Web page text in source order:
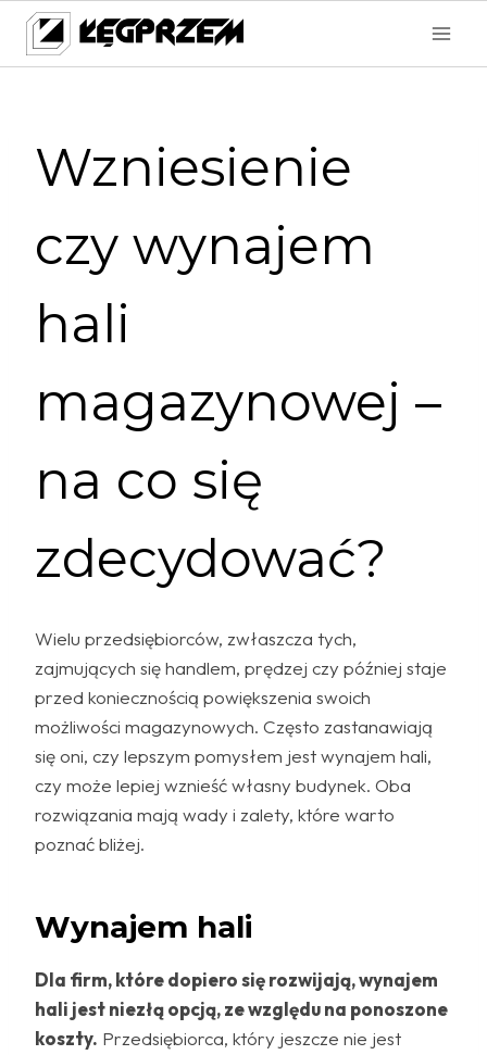
Przejdź
treści
Wzniesienie
czy wynajem
hali
magazynowej –
na co się
zdecydować?
Wielu przedsiębiorców, zwłaszcza tych,
zajmujących się handlem, prędzej czy później staje
przed koniecznością powiększenia swoich
możliwości magazynowych. Często zastanawiają
się oni, czy lepszym pomysłem jest wynajem hali,
czy może lepiej wznieść własny budynek. Oba
rozwiązania mają wady i zalety, które warto
poznać bliżej.
Wynajem hali
Dla firm, które dopiero się rozwijają, wynajem
hali jest niezłą opcją, ze względu na ponoszone
koszty. Przedsiębiorca, który jeszcze nie jest